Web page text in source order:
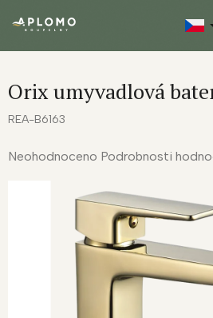
Orix umyvadlová
REA-B6163
Průměrné
Neohodnoceno Podrobnosti